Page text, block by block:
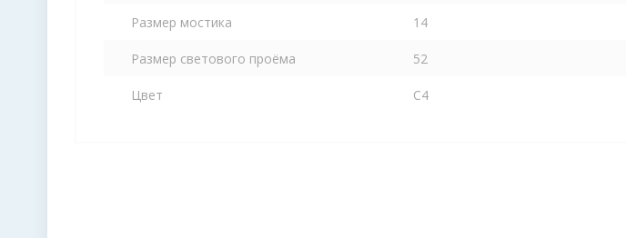
Размер мостика 14
Размер светового проёма 52
Цвет C4